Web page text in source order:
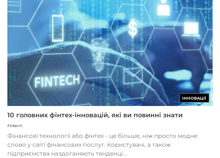
ІННОВАЦІЇ
10 головних фінтех-інновацій, які ви повинні знати
Fintech
Фінансові технології або фінтех - це більше, ніж просто модне
слово у світі фінансових послуг. Користувачі, а також
підприємства наздоганяють тенденці...